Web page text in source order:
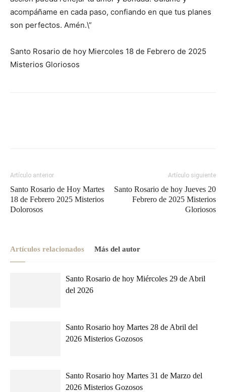
acompáñame en cada paso, confiando en que tus planes
son perfectos. Amén.\”
Santo Rosario de hoy Miercoles 18 de Febrero de 2025
Misterios Gloriosos
Artículo anterior
Santo Rosario de Hoy Martes
18 de Febrero 2025 Misterios
Dolorosos
Artículo siguiente
Santo Rosario de hoy Jueves 20
Febrero de 2025 Misterios
Gloriosos
Artículos relacionados Más del autor
Santo Rosario de hoy Miércoles 29 de Abril
del 2026
Santo Rosario hoy Martes 28 de Abril del
2026 Misterios Gozosos
Santo Rosario hoy Martes 31 de Marzo del
2026 Misterios Gozosos